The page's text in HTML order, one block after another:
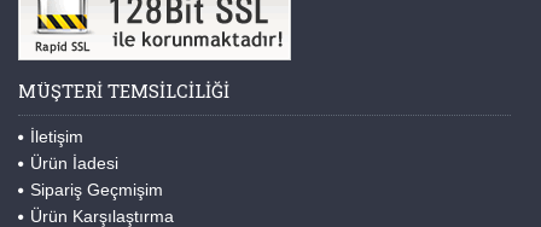
MÜŞTERI TEMSILCILIĞI
İletişim
Ürün İadesi
Sipariş Geçmişim
Ürün Karşılaştırma